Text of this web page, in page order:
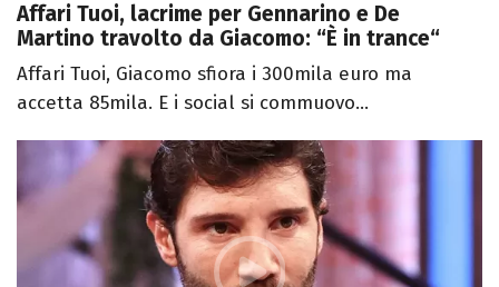
Affari Tuoi, lacrime per Gennarino e De
Martino travolto da Giacomo: “È in trance“
Affari Tuoi, Giacomo sfiora i 300mila euro ma
accetta 85mila. E i social si commuovo...